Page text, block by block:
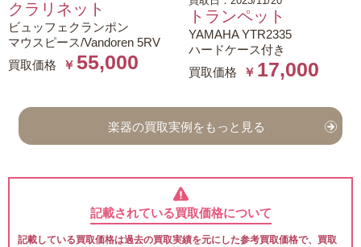
クラリネット
ビュッフェクランポン
マウスピース/Vandoren 5RV
買取価格
￥ 55,000
トランペット
YAMAHA YTR2335
ハードケース付き
買取価格
￥ 17,000
楽器の買取実例をもっと見る
記載されている買取価格について
記載している買取価格は過去の買取実績を元にした参考買取価格で、買取